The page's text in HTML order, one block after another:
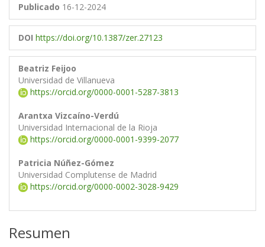
Publicado 16-12-2024
DOI https://doi.org/10.1387/zer.27123
Beatriz Feijoo
Universidad de Villanueva
https://orcid.org/0000-0001-5287-3813
Arantxa Vizcaíno-Verdú
Universidad Internacional de la Rioja
https://orcid.org/0000-0001-9399-2077
Patricia Núñez-Gómez
Universidad Complutense de Madrid
https://orcid.org/0000-0002-3028-9429
Resumen